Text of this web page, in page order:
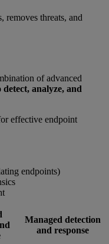
removes threats, and
of advanced
detect, analyze, and
effective endpoint
endpoints)
Managed detection
and response